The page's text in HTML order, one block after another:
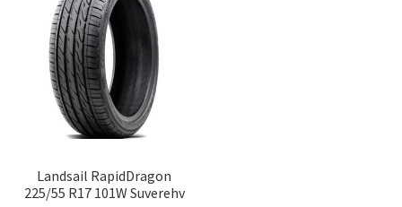
Landsail RapidDragon
225/55 R17 101W Suverehv